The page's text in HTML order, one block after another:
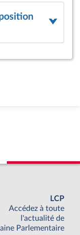
LCP
Accédez à toute
l'actualité de
Parlementaire